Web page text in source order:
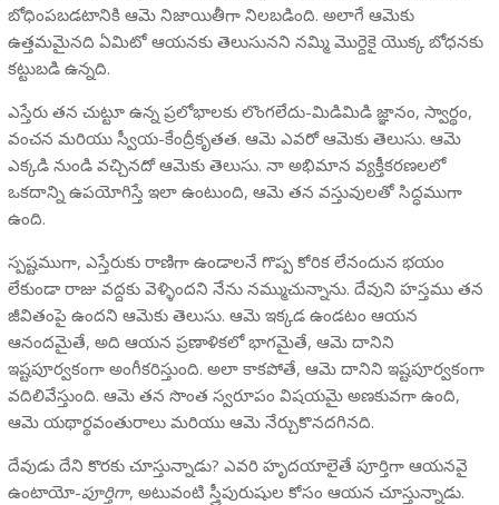
బోధింపబడటానికి ఆమె నిజాయితీగా నిలబడింది. అలాగే ఆమెకు
ఉత్తమమైనది ఏమిటో ఆయనకు తెలుసునని నమ్మి మొర్దెకై యొక్క బోధనకు
కట్టుబడి ఉన్నది.
ఎస్తేరు తన చుట్టూ ఉన్న ప్రలోభాలకు లొంగలేదు-మిడిమిడి జ్ఞానం, స్వార్థం,
వంచన మరియు స్వీయ-కేంద్రీకృతత. ఆమె ఎవరో ఆమెకు తెలుసు. ఆమె
ఎక్కడి నుండి వచ్చినదో ఆమెకు తెలుసు. నా అభిమాన వ్యక్తీకరణలలో
ఒకదాన్ని ఉపయోగిస్తే ఇలా ఉంటుంది, ఆమె తన వస్తువులతో సిద్ధముగా
ఉంది.
స్పష్టముగా, ఎస్తేరుకు రాణిగా ఉండాలనే గొప్ప కోరిక లేనందున భయం
లేకుండా రాజు వద్దకు వెళ్ళిందని నేను నమ్ముచున్నాను. దేవుని హస్తము తన
జీవితంపై ఉందని ఆమెకు తెలుసు. ఆమె ఇక్కడ ఉండటం ఆయన
ఆనందమైతే, అది ఆయన ప్రణాళికలో భాగమైతే, ఆమె దానిని
ఇష్టపూర్వకంగా అంగీకరిస్తుంది. అలా కాకపోతే, ఆమె దానిని ఇష్టపూర్వకంగా
వదిలివేస్తుంది. ఆమె తన సొంత స్వరూపం విషయమై అణకువగా ఉంది,
ఆమె యథార్థవంతురాలు మరియు ఆమె నేర్చుకొనదగినది.
దేవుడు దేని కొరకు చూస్తున్నాడు? ఎవరి హృదయాలైతే పూర్తిగా ఆయనవై
ఉంటాయో-పూర్తిగా, అటువంటి స్త్రీపురుషుల కోసం ఆయన చూస్తున్నాడు.